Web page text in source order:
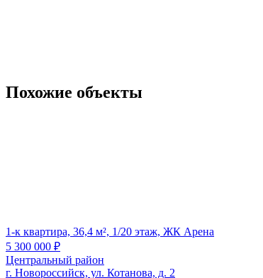
Похожие объекты
1-к квартира, 36,4 м², 1/20 этаж, ЖК Арена
5 300 000 ₽
Центральный район
г. Новороссийск, ул. Котанова, д. 2